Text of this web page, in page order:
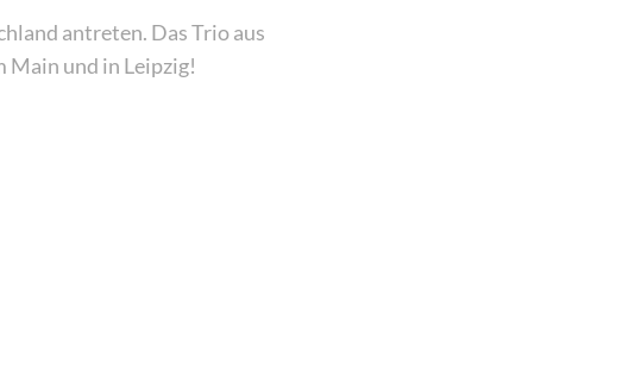
antreten. Das Trio aus
Main und in Leipzig!